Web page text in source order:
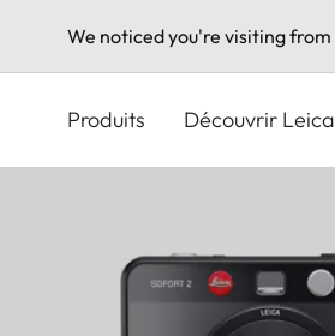
We noticed you're visiting from
principal
Produits Découvrir Leica